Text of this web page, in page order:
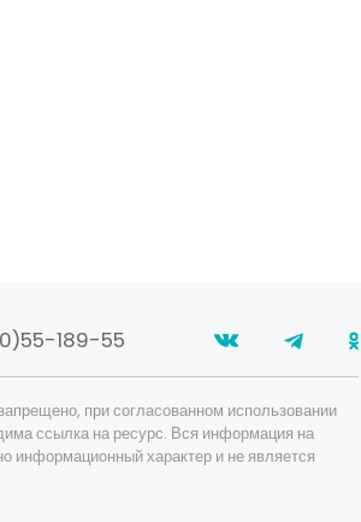
189-55
при согласованном использовании
ссылка на ресурс. Вся информация на
информационный характер и не является